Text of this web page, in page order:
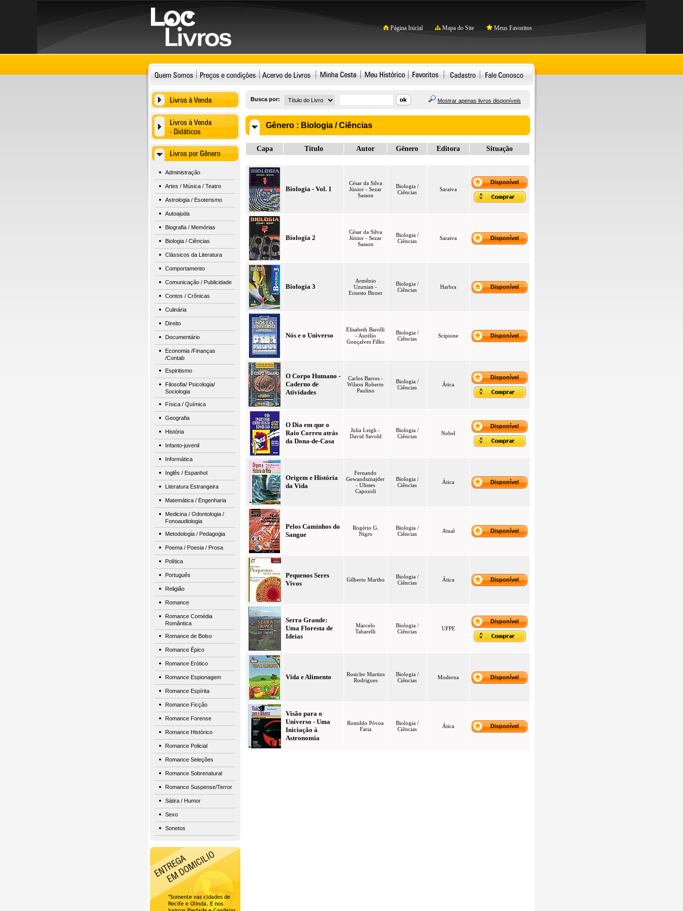
Página Inicial Mapa do Site Meus Favoritos
Administração
Artes / Música / Teatro
Astrologia / Esoterismo
Autoajuda
Biografia / Memórias
Biologia / Ciências
Clássicos da Literatura
Comportamento
Comunicação / Publicidade
Contos / Crônicas
Culinária
Direito
Documentário
Economia /Finanças
/Contab
Espiritismo
Filosofia/ Psicologia/
Sociologia
Física / Química
Geografia
História
Infanto-juvenil
Informática
Inglês / Espanhol
Literatura Estrangeira
Matemática / Engenharia
Medicina / Odontologia /
Fonoaudiologia
Metodologia / Pedagogia
Poema / Poesia / Prosa
Política
Português
Religião
Romance
Romance Comédia
Romântica
Romance de Bolso
Romance Épico
Romance Erótico
Romance Espionagem
Romance Espírita
Romance Ficção
Romance Forense
Romance Histórico
Romance Policial
Romance Seleções
Romance Sobrenatural
Romance Suspense/Terror
Sátira / Humor
Sexo
Sonetos
Busca por: Mostrar apenas livros disponíveis
Gênero : Biologia / Ciências
Capa Título Autor Gênero Editora Situação
Biologia - Vol. 1
César da Silva
Júnior - Sezar
Sasson
Biologia /
Ciências
Saraiva
Disponível
Biologia 2
César da Silva
Júnior - Sezar
Sasson
Biologia /
Ciências
Saraiva Disponível
Biologia 3
Armênio
Uzunian -
Ernesto Birner
Biologia /
Ciências
Harbra Disponível
Nós e o Universo
Elisabeth Barolli
- Aurélio
Gonçalves Filho
Biologia /
Ciências
Scipione Disponível
O Corpo Humano -
Caderno de
Atividades
Carlos Barros -
Wilson Roberto
Paulino
Biologia /
Ciências
Ática
Disponível
O Dia em que o
Raio Correu atrás
da Dona-de-Casa
Julia Leigh -
David Savold
Biologia /
Ciências
Nobel
Disponível
Origem e História
da Vida
Fernando
Gewandsznajder
- Ulisses
Capozoli
Biologia /
Ciências
Ática Disponível
Pelos Caminhos do
Sangue
Rogério G.
Nigro
Biologia /
Ciências
Atual Disponível
Pequenos Seres
Vivos
Gilberto Martho
Biologia /
Ciências
Ática Disponível
Serra Grande:
Uma Floresta de
Ideias
Marcelo
Tabarelli
Biologia /
Ciências
UFPE
Disponível
Vida e Alimento
Rosicler Martins
Rodrigues
Biologia /
Ciências
Moderna Disponível
Visão para o
Universo - Uma
Iniciação à
Astronomia
Romildo Póvoa
Faria
Biologia /
Ciências
Ática Disponível